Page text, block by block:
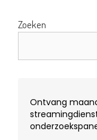
Zoeken
Ontvang